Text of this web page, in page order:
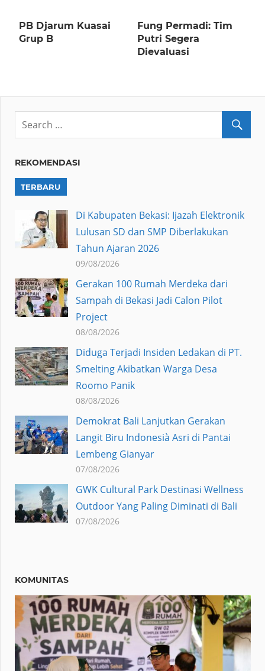
PB Djarum Kuasai
Grup B
Fung Permadi: Tim
Putri Segera
Dievaluasi
REKOMENDASI
TERBARU
Di Kabupaten Bekasi: Ijazah Elektronik
Lulusan SD dan SMP Diberlakukan
Tahun Ajaran 2026
09/08/2026
Gerakan 100 Rumah Merdeka dari
Sampah di Bekasi Jadi Calon Pilot
Project
08/08/2026
Diduga Terjadi Insiden Ledakan di PT.
Smelting Akibatkan Warga Desa
Roomo Panik
08/08/2026
Demokrat Bali Lanjutkan Gerakan
Langit Biru Indonesià Asri di Pantai
Lembeng Gianyar
07/08/2026
GWK Cultural Park Destinasi Wellness
Outdoor Yang Paling Diminati di Bali
07/08/2026
KOMUNITAS